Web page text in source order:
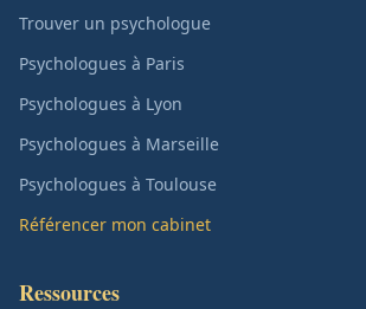
Trouver un psychologue
Psychologues à Paris
Psychologues à Lyon
Psychologues à Marseille
Psychologues à Toulouse
Référencer mon cabinet
Ressources